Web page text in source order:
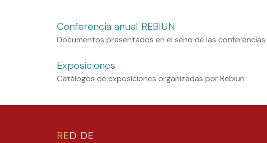
Conferencia anual REBIUN
Documentos presentados en el seno de las conferencias
Exposiciones
Catálogos de exposiciones organizadas por Rebiun
RED DE